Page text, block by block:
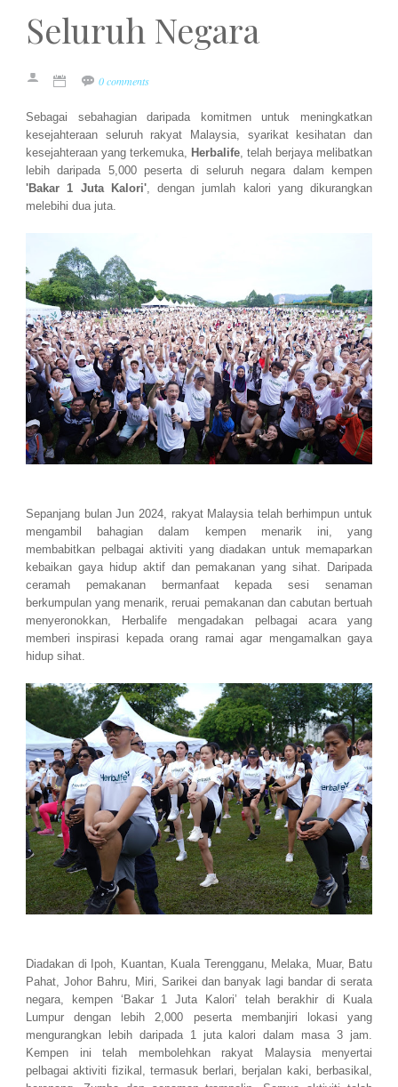
Seluruh Negara
0 comments
Sebagai sebahagian daripada komitmen untuk meningkatkan
kesejahteraan seluruh rakyat Malaysia, syarikat kesihatan dan
kesejahteraan yang terkemuka, Herbalife, telah berjaya melibatkan
lebih daripada 5,000 peserta di seluruh negara dalam kempen
'Bakar 1 Juta Kalori', dengan jumlah kalori yang dikurangkan
melebihi dua juta.
Sepanjang bulan Jun 2024, rakyat Malaysia telah berhimpun untuk
mengambil bahagian dalam kempen menarik ini, yang
membabitkan pelbagai aktiviti yang diadakan untuk memaparkan
kebaikan gaya hidup aktif dan pemakanan yang sihat. Daripada
ceramah pemakanan bermanfaat kepada sesi senaman
berkumpulan yang menarik, reruai pemakanan dan cabutan bertuah
menyeronokkan, Herbalife mengadakan pelbagai acara yang
memberi inspirasi kepada orang ramai agar mengamalkan gaya
hidup sihat.
Diadakan di Ipoh, Kuantan, Kuala Terengganu, Melaka, Muar, Batu
Pahat, Johor Bahru, Miri, Sarikei dan banyak lagi bandar di serata
negara, kempen ‘Bakar 1 Juta Kalori’ telah berakhir di Kuala
Lumpur dengan lebih 2,000 peserta membanjiri lokasi yang
mengurangkan lebih daripada 1 juta kalori dalam masa 3 jam.
Kempen ini telah membolehkan rakyat Malaysia menyertai
pelbagai aktiviti fizikal, termasuk berlari, berjalan kaki, berbasikal,